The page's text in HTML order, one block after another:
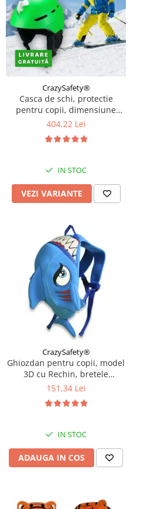
CrazySafety®
Casca de schi, protectie
pentru copii, dimensiune
reglabila 58-61cm, Diverse
404,22 Lei
IN STOC
VEZI VARIANTE
CrazySafety®
Ghiozdan pentru copii, model
3D cu Rechin, bretele
ajustabile, Bleu
151,34 Lei
IN STOC
ADAUGA IN COS